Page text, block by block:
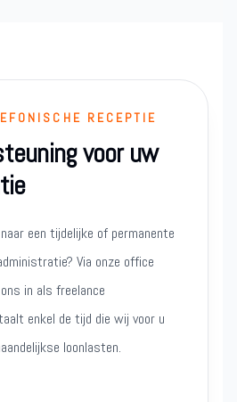
RECEPTIE
voor uw
een tijdelijke of permanente
Via onze office
in als freelance
enkel de tijd die wij voor u
loonlasten.